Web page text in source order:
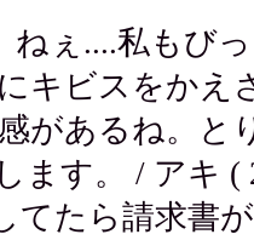
ぇ....私もびっ
キビスをかえ
があるね。と
ます。 / アキ (
てたら請求書